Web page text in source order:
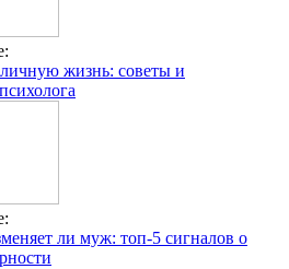
жизнь: советы и
ли муж: топ-5 сигналов о